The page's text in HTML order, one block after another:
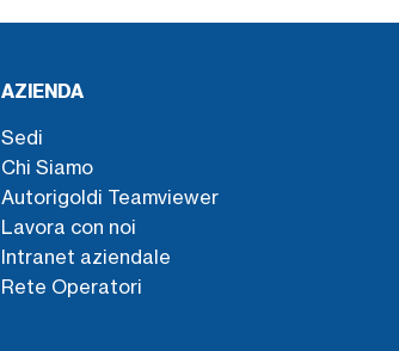
AZIENDA
Sedi
Chi Siamo
Autorigoldi Teamviewer
Lavora con noi
Intranet aziendale
Rete Operatori